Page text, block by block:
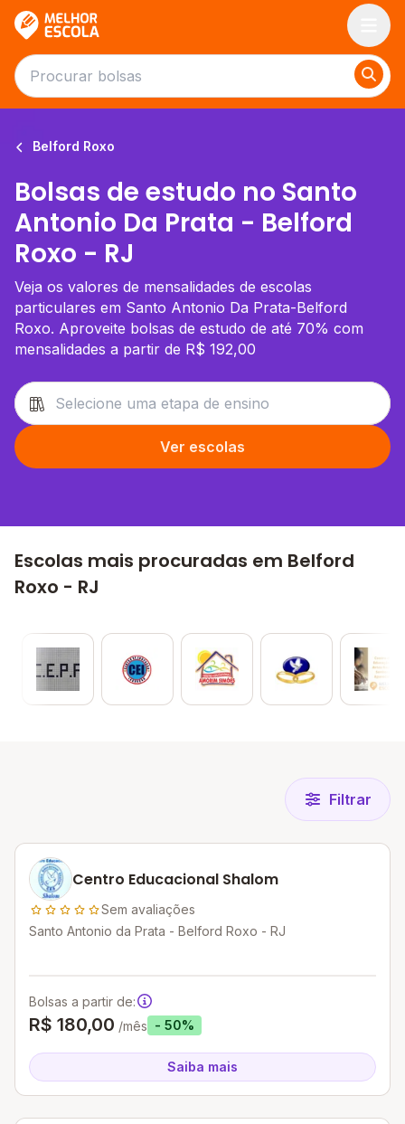
Belford Roxo
Bolsas de estudo no Santo
Antonio Da Prata - Belford
Roxo - RJ
Veja os valores de mensalidades de escolas
particulares em Santo Antonio Da Prata-Belford
Roxo. Aproveite bolsas de estudo de até 70% com
mensalidades a partir de R$ 192,00
Ver escolas
Escolas mais procuradas em Belford
Roxo - RJ
Filtrar
Centro Educacional Shalom
Sem avaliações
Santo Antonio da Prata - Belford Roxo - RJ
Bolsas a partir de:
R$ 180,00 /mês - 50%
Saiba mais